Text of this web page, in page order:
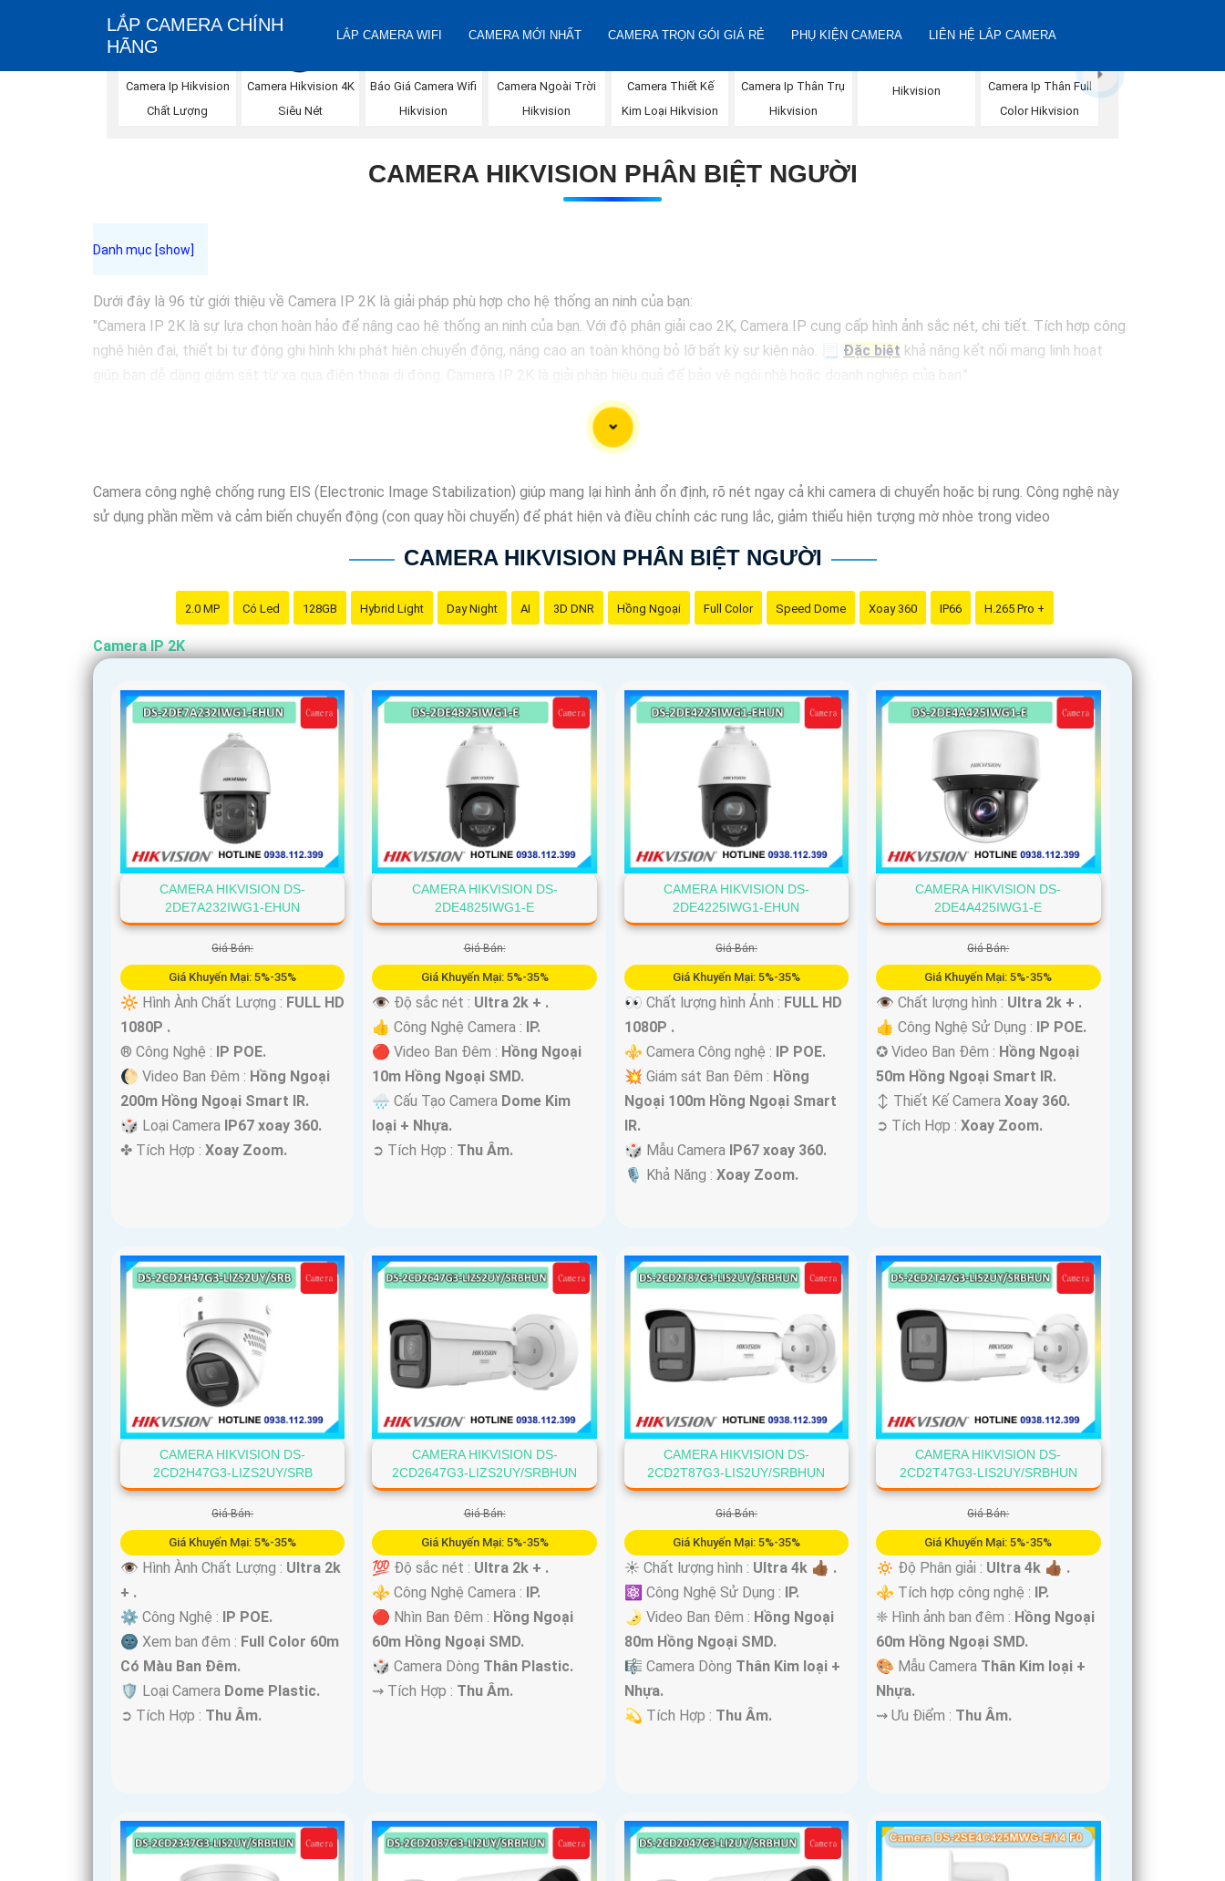
LẮP CAMERA CHÍNH
HÃNG
LẮP CAMERA WIFI CAMERA MỚI NHẤT CAMERA TRỌN GÓI GIÁ RẺ PHỤ KIỆN CAMERA LIÊN HỆ LẮP CAMERA
Camera Ip Hikvision
Chất Lượng
Camera Hikvision 4K
Siêu Nét
Báo Giá Camera Wifi
Hikvision
Camera Ngoài Trời
Hikvision
Camera Thiết Kế
Kim Loại Hikvision
Camera Ip Thân Trụ
Hikvision
Hikvision
Camera Ip Thân Full
Color Hikvision
CAMERA HIKVISION PHÂN BIỆT NGƯỜI
Dưới đây là 96 từ giới thiệu về Camera IP 2K là giải pháp phù hợp cho hệ thống an ninh của bạn:
"Camera IP 2K là sự lựa chọn hoàn hảo để nâng cao hệ thống an ninh của bạn. Với độ phân giải cao 2K, Camera IP cung cấp hình ảnh sắc nét, chi tiết. Tích hợp công
nghệ hiện đại, thiết bị tự động ghi hình khi phát hiện chuyển động, nâng cao an toàn không bỏ lỡ bất kỳ sự kiện nào. 📃 Đặc biệt khả năng kết nối mạng linh hoạt
Camera công nghệ chống rung EIS (Electronic Image Stabilization) giúp mang lại hình ảnh ổn định, rõ nét ngay cả khi camera di chuyển hoặc bị rung. Công nghệ này
sử dụng phần mềm và cảm biến chuyển động (con quay hồi chuyển) để phát hiện và điều chỉnh các rung lắc, giảm thiểu hiện tượng mờ nhòe trong video
CAMERA HIKVISION PHÂN BIỆT NGƯỜI
2.0 MP Có Led 128GB Hybrid Light Day Night AI 3D DNR Hồng Ngoại Full Color Speed Dome Xoay 360 IP66 H.265 Pro +
Camera IP 2K
CAMERA HIKVISION DS-
2DE7A232IWG1-EHUN
Giá Bán:
Giá Khuyến Mại: 5%-35%
🔆 Hình Ành Chất Lượng : FULL HD
1080P .
®️ Công Nghệ : IP POE.
🌔 Video Ban Đêm : Hồng Ngoại
200m Hồng Ngoại Smart IR.
🎲 Loại Camera IP67 xoay 360.
️✤ Tích Hợp : Xoay Zoom.
CAMERA HIKVISION DS-
2DE4825IWG1-E
Giá Bán:
Giá Khuyến Mại: 5%-35%
👁 Độ sắc nét : Ultra 2k + .
👍 Công Nghệ Camera : IP.
🔴 Video Ban Đêm : Hồng Ngoại
10m Hồng Ngoại SMD.
🌧️ Cấu Tạo Camera Dome Kim
loại + Nhựa.
️➲ Tích Hợp : Thu Âm.
CAMERA HIKVISION DS-
2DE4225IWG1-EHUN
Giá Bán:
Giá Khuyến Mại: 5%-35%
👀 Chất lượng hình Ảnh : FULL HD
1080P .
⚜️ Camera Công nghệ : IP POE.
💥 Giám sát Ban Đêm : Hồng
Ngoại 100m Hồng Ngoại Smart
IR.
🎲 Mẫu Camera IP67 xoay 360.
️🎙 Khả Năng : Xoay Zoom.
CAMERA HIKVISION DS-
2DE4A425IWG1-E
Giá Bán:
Giá Khuyến Mại: 5%-35%
👁 Chất lượng hình : Ultra 2k + .
👍 Công Nghệ Sử Dụng : IP POE.
✪ Video Ban Đêm : Hồng Ngoại
50m Hồng Ngoại Smart IR.
↕️ Thiết Kế CameraXoay 360.
️➲ Tích Hợp :Xoay Zoom.
CAMERA HIKVISION DS-
2CD2H47G3-LIZS2UY/SRB
Giá Bán:
Giá Khuyến Mại: 5%-35%
👁 Hình Ành Chất Lượng : Ultra 2k
+ .
⚙ Công Nghệ : IP POE.
🌚 Xem ban đêm : Full Color 60m
Có Màu Ban Ðêm.
🛡 Loại Camera Dome Plastic.
️➲ Tích Hợp : Thu Âm.
CAMERA HIKVISION DS-
2CD2647G3-LIZS2UY/SRBHUN
Giá Bán:
Giá Khuyến Mại: 5%-35%
💯 Độ sắc nét : Ultra 2k + .
⚜️ Công Nghệ Camera : IP.
🔴 Nhìn Ban Đêm : Hồng Ngoại
60m Hồng Ngoại SMD.
🎲 Camera Dòng Thân Plastic.
️⇝ Tích Hợp : Thu Âm.
CAMERA HIKVISION DS-
2CD2T87G3-LIS2UY/SRBHUN
Giá Bán:
Giá Khuyến Mại: 5%-35%
☀️ Chất lượng hình : Ultra 4k 👍🏾 .
⚛️ Công Nghệ Sử Dụng : IP.
🌛 Video Ban Đêm : Hồng Ngoại
80m Hồng Ngoại SMD.
🎼️ Camera Dòng Thân Kim loại +
Nhựa.
️💫 Tích Hợp : Thu Âm.
CAMERA HIKVISION DS-
2CD2T47G3-LIS2UY/SRBHUN
Giá Bán:
Giá Khuyến Mại: 5%-35%
🔅 Độ Phân giải : Ultra 4k 👍🏾 .
⚜️ Tích hợp công nghệ : IP.
❈ Hình ảnh ban đêm : Hồng Ngoại
60m Hồng Ngoại SMD.
🎨 Mẫu Camera Thân Kim loại +
Nhựa.
️⇝ Ưu Điểm : Thu Âm.